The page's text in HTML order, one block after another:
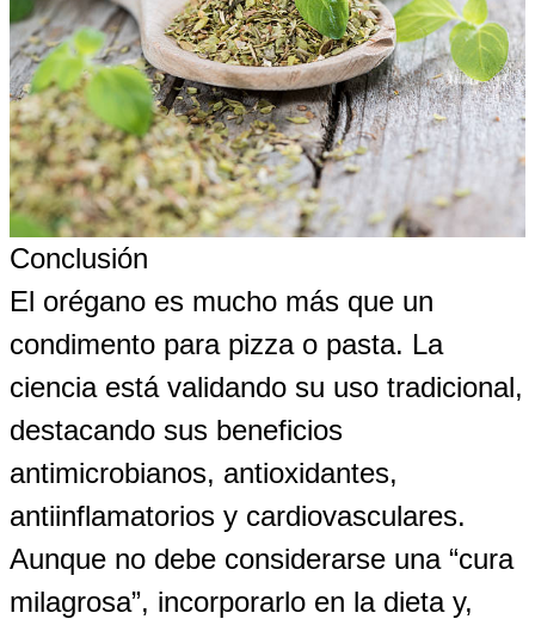
Conclusión
El orégano es mucho más que un
condimento para pizza o pasta. La
ciencia está validando su uso tradicional,
destacando sus beneficios
antimicrobianos, antioxidantes,
antiinflamatorios y cardiovasculares.
Aunque no debe considerarse una “cura
milagrosa”, incorporarlo en la dieta y,